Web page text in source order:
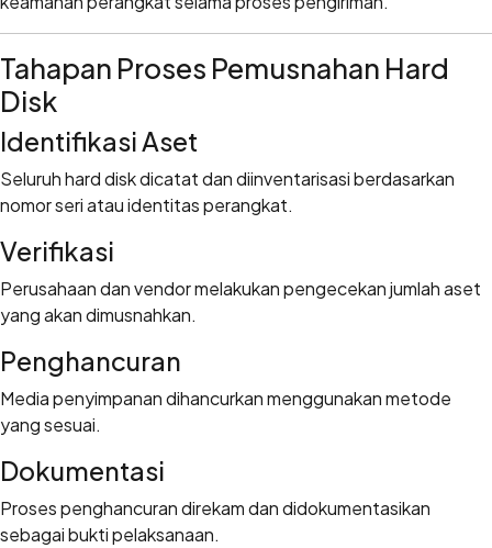
Tahapan Proses Pemusnahan Hard
Disk
Identifikasi Aset
Seluruh hard disk dicatat dan diinventarisasi berdasarkan
nomor seri atau identitas perangkat.
Verifikasi
Perusahaan dan vendor melakukan pengecekan jumlah aset
yang akan dimusnahkan.
Penghancuran
Media penyimpanan dihancurkan menggunakan metode
yang sesuai.
Dokumentasi
Proses penghancuran direkam dan didokumentasikan
sebagai bukti pelaksanaan.